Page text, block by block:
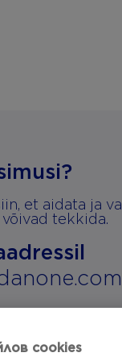
et aidata ja
tekkida.
cookies